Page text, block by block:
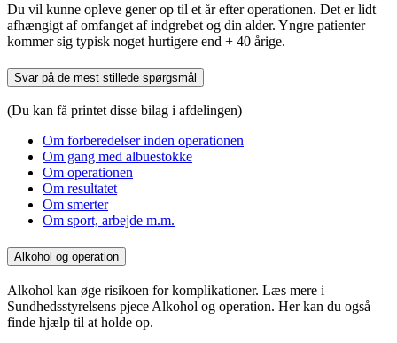
Du vil kunne opleve gener op til et år efter operationen. Det er lidt
afhængigt af omfanget af indgrebet og din alder. Yngre patienter
kommer sig typisk noget hurtigere end + 40 årige.
Svar på de mest stillede spørgsmål
(Du kan få printet disse bilag i afdelingen)
Om forberedelser inden operationen
Om gang med albuestokke
Om operationen
Om resultatet
Om smerter
Om sport, arbejde m.m.
Alkohol og operation
Alkohol kan øge risikoen for komplikationer. Læs mere i
Sundhedsstyrelsens pjece Alkohol og operation. Her kan du også
finde hjælp til at holde op.